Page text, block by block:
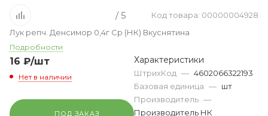
/ 5
Код товара: 00000004928
Лук репч. Денсимор 0,4г Ср (НК) Вкуснятина
Подробности
16 ₽/шт
Нет в наличии
ПОД ЗАКАЗ
Характеристики
ШтрихКод — 4602066322193
Базовая единица — шт
Производитель —
Производитель НК